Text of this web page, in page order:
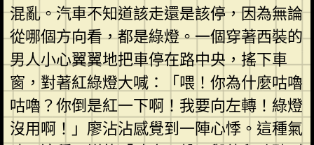
混亂。汽車不知道該走還是該停，因為無論
從哪個方向看，都是綠燈。一個穿著西裝的
男人小心翼翼地把車停在路中央，搖下車
窗，對著紅綠燈大喊：「喂！你為什麼咕嚕
咕嚕？你倒是紅一下啊！我要向左轉！綠燈
沒用啊！」廖沾沾感覺到一陣心悸。這種氣